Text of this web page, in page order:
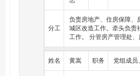
广应用。
（六）负责规范和指导全区村镇
战略，拟订村庄和小城镇建设政
方案会审。指导开展美丽宜居乡
分工
负责房地产、住房保障、
城区改造工作。牵头负责
工作。 分管房产管理处、
姓名 黄嵩 职务 党组成员